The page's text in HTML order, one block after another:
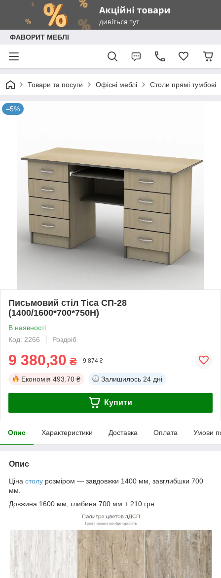
ФАВОРИТ МЕБЛІ
Товари та посуги Офісні меблі Столи прямі тумбові
–5%
Письмовий стіл Тіса СП-28
(1400/1600*700*750Н)
В наявності
Код: 2266
Роздріб
9 380,30 ₴ 9 874 ₴
Економія 493.70 ₴ Залишилось 24 дні
Купити
Опис Характеристики Доставка Оплата Умови
Опис
Ціна столу розміром — завдовжки 1400 мм, завглибшки 700
мм.
Довжина 1600 мм, глибина 700 мм + 210 грн.